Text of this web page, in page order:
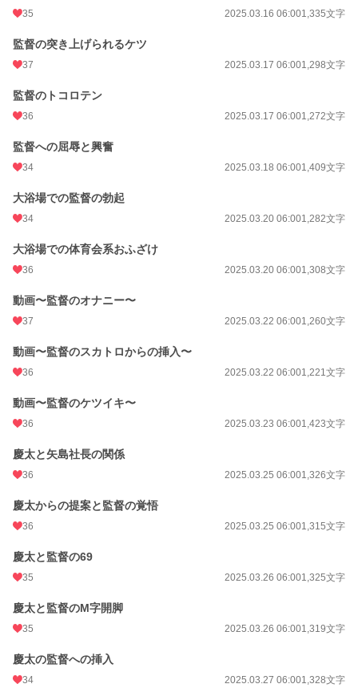
35 2025.03.16 06:001,335文字
監督の突き上げられるケツ
37 2025.03.17 06:001,298文字
監督のトコロテン
36 2025.03.17 06:001,272文字
監督への屈辱と興奮
34 2025.03.18 06:001,409文字
大浴場での監督の勃起
34 2025.03.20 06:001,282文字
大浴場での体育会系おふざけ
36 2025.03.20 06:001,308文字
動画〜監督のオナニー〜
37 2025.03.22 06:001,260文字
動画〜監督のスカトロからの挿入〜
36 2025.03.22 06:001,221文字
動画〜監督のケツイキ〜
36 2025.03.23 06:001,423文字
慶太と矢島社長の関係
36 2025.03.25 06:001,326文字
慶太からの提案と監督の覚悟
36 2025.03.25 06:001,315文字
慶太と監督の69
35 2025.03.26 06:001,325文字
慶太と監督のM字開脚
35 2025.03.26 06:001,319文字
慶太の監督への挿入
34 2025.03.27 06:001,328文字